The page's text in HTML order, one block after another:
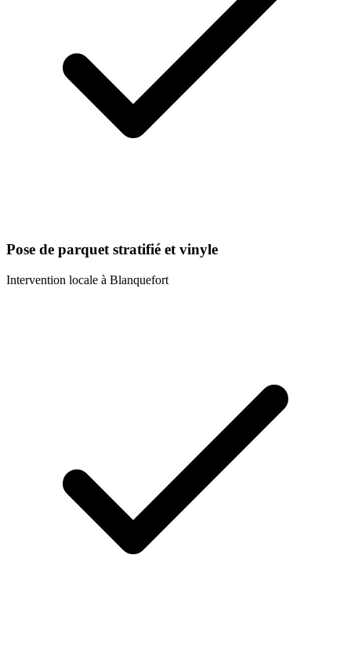
Pose de parquet stratifié et vinyle
Intervention locale à Blanquefort